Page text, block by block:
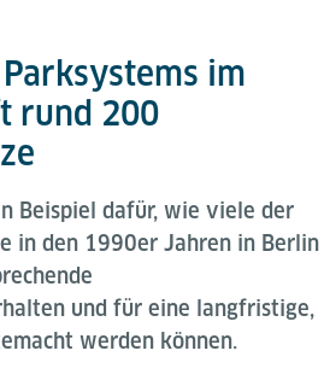
im
rund 200
Beispiel dafür, wie viele der
in den 1990er Jahren in Berlin
und für eine langfristige,
werden können.